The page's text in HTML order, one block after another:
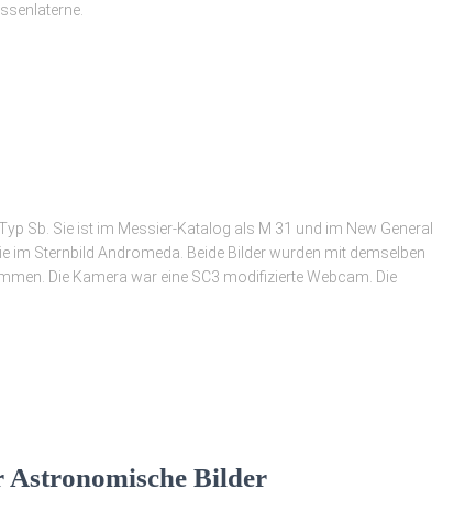
Sb. Sie ist im Messier-Katalog als M 31 und im New General
im Sternbild Andromeda. Beide Bilder wurden mit demselben
Die Kamera war eine SC3 modifizierte Webcam. Die
Bilder